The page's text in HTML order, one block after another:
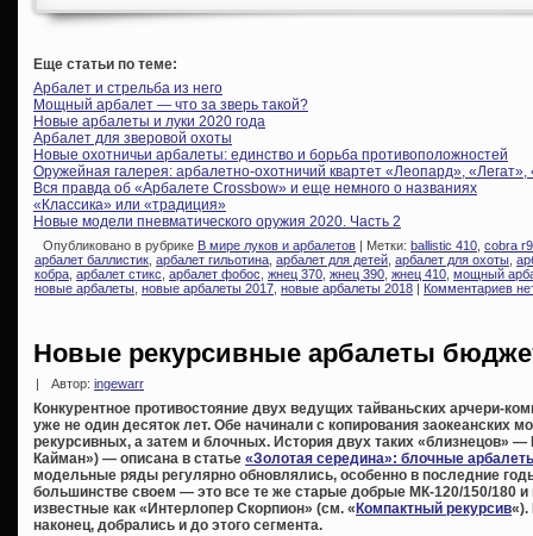
Еще статьи по теме:
Арбалет и стрельба из него
Мощный арбалет — что за зверь такой?
Новые арбалеты и луки 2020 года
Арбалет для зверовой охоты
Новые охотничьи арбалеты: единство и борьба противоположностей
Оружейная галерея: арбалетно-охотничий квартет «Леопард»,
Вся правда об «Арбалете Crossbow» и еще немного о названиях
«Классика» или «традиция»
Новые модели пневматического оружия 2020. Часть 2
Опубликовано в рубрике В мире луков и арбалетов | Метки: ballistic 410 cobra r9
арбалет баллистик арбалет гильотина арбалет для детей арбалет для охоты
кобра арбалет стикс арбалет фобос жнец 370 жнец 390 жнец 410 мощный
новые арбалеты новые арбалеты 2017 новые арбалеты 2018 | Комментариев
Новые рекурсивные арбалеты
Автор: ingewarr
Конкурентное противостояние двух ведущих тайваньских арчери-
уже не один десяток лет. Обе начинали с копирования заокеанских
рекурсивных, а затем и блочных. История двух таких «близнецов»
Кайман») — описана в статье «Золотая середина»: блочные
модельные ряды регулярно обновлялись, особенно в последние
большинстве своем — это все те же старые добрые МК-120/150/180 и
известные как «Интерлопер Скорпион» (см. « Компактный рекурсив«).
наконец, добрались и до этого сегмента.